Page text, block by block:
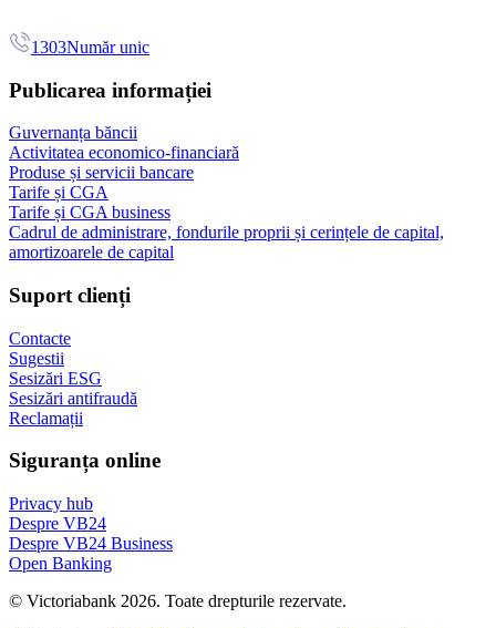
1303Număr unic
Publicarea informației
Guvernanța băncii
Activitatea economico-financiară
Produse și servicii bancare
Tarife și CGA
Tarife și CGA business
Cadrul de administrare, fondurile proprii și cerințele de capital,
amortizoarele de capital
Suport clienți
Contacte
Sugestii
Sesizări ESG
Sesizări antifraudă
Reclamații
Siguranța online
Privacy hub
Despre VB24
Despre VB24 Business
Open Banking
© Victoriabank 2026. Toate drepturile rezervate.